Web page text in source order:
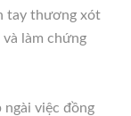
tay thương xót
và làm chứng
việc đồng